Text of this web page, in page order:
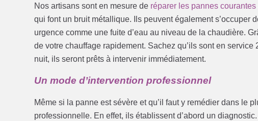
Nos artisans sont en mesure de réparer les pannes
qui font un bruit métallique. Ils peuvent également
urgence comme une fuite d’eau au niveau de la chaudière.
de votre chauffage rapidement. Sachez qu’ils sont en
nuit, ils seront prêts à intervenir immédiatement.
Un mode d’intervention professionnel
Même si la panne est sévère et qu’il faut y remédier dans le
professionnelle. En effet, ils établissent d’abord un